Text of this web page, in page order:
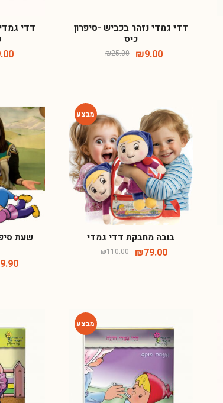
דדי גמדי נזהר בכביש -סיפרון
כיס
₪25.00 ₪9.00
דדי
-28%
בובה מחבקת דדי גמדי
₪110.00 ₪79.00
שעת
-64%